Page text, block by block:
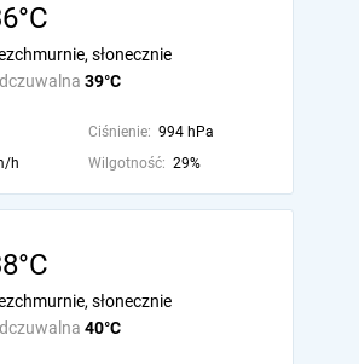
39°C
słonecznie
Ciśnienie: 994 hPa
h Wilgotność: 29%
40°C
słonecznie